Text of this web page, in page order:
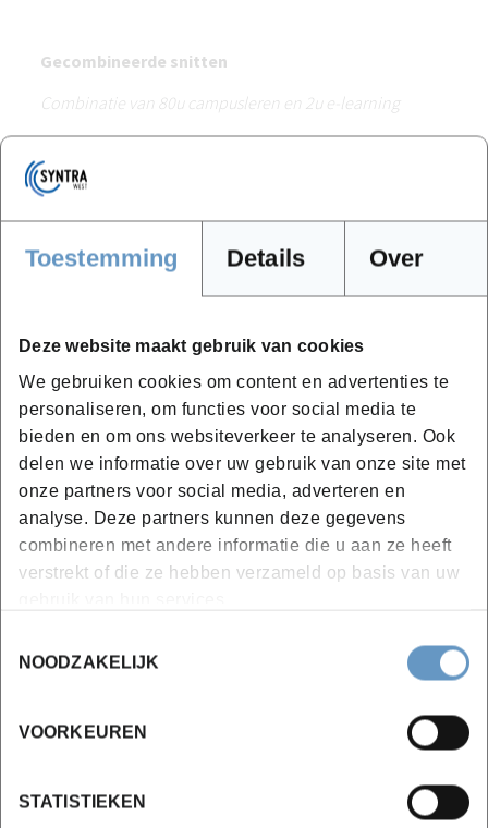
Toestemming Details Over
Deze website maakt gebruik van cookies
We gebruiken cookies om content en advertenties te
personaliseren, om functies voor social media te
bieden en om ons websiteverkeer te analyseren. Ook
delen we informatie over uw gebruik van onze site met
onze partners voor social media, adverteren en
analyse. Deze partners kunnen deze gegevens
combineren met andere informatie die u aan ze heeft
verstrekt of die ze hebben verzameld op basis van uw
NOODZAKELIJK
VOORKEUREN
STATISTIEKEN
Gecombineerde snitten
Combinatie van 80u campusleren en 2u e-learning
Snitanalyse
Combinatie van verdelingen en technieken
Examen: praktijk
Krulknip- en verzorgingstechnieken
20u campusleren
Krulpatronen
Porositeit
Styling
Knippen van krullend haar
Examen: praktijk
Herenkapsels
Examen: praktijk